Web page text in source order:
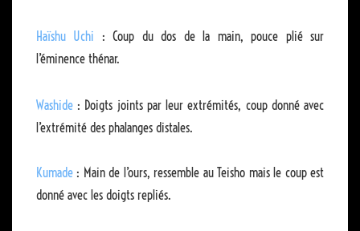
Haïshu Uchi : Coup du dos de la main, pouce plié sur
l’éminence thénar.
Washide : Doigts joints par leur extrémités, coup donné avec
l’extrémité des phalanges distales.
Kumade : Main de l’ours, ressemble au Teisho mais le coup est
donné avec les doigts repliés.